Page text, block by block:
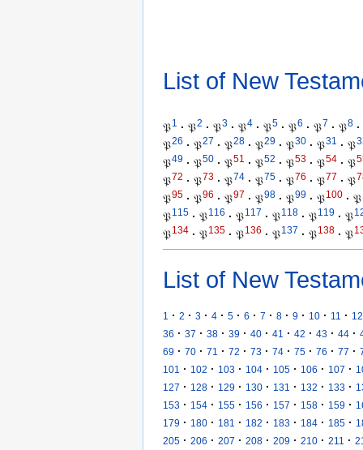
List of New
𝔓1 · 𝔓2 · 𝔓3 · 𝔓4 · 𝔓5 · 𝔓6 · 𝔓7 · 𝔓8 ·
𝔓26 · 𝔓27 · 𝔓28 · 𝔓29 · 𝔓30 · 𝔓31 · 𝔓
𝔓49 · 𝔓50 · 𝔓51 · 𝔓52 · 𝔓53 · 𝔓54 · 𝔓
𝔓72 · 𝔓73 · 𝔓74 · 𝔓75 · 𝔓76 · 𝔓77 · 𝔓
𝔓95 · 𝔓96 · 𝔓97 · 𝔓98 · 𝔓99 · 𝔓100 · 𝔓
𝔓115 · 𝔓116 · 𝔓117 · 𝔓118 · 𝔓119 · 𝔓
𝔓134 · 𝔓135 · 𝔓136 · 𝔓137 · 𝔓138 · 𝔓
List of New
1 · 2 · 3 · 4 · 5 · 6 · 7 · 8 · 9 · 10 · 11 · 12
36 · 37 · 38 · 39 · 40 · 41 · 42 · 43 · 44 ·
69 · 70 · 71 · 72 · 73 · 74 · 75 · 76 · 77 ·
101
· 102 · 103 · 104 · 105 · 106 · 107 ·
127 · 128 · 129 · 130 · 131 · 132 · 133 ·
153 · 154 · 155 · 156 · 157 · 158 · 159 ·
179 · 180 · 181 · 182 · 183 · 184 · 185 ·
205 · 206 · 207 · 208 · 209 · 210 · 211 ·